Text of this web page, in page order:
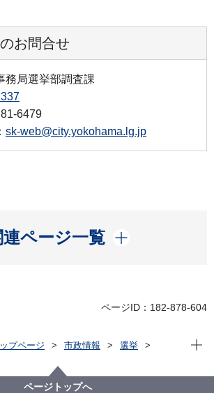
お問合せ
務局選挙部調査課
6479
sk-web@city.yokohama.lg.jp
連ページ一覧
開く
ページID：182-878-604
プページ 市政情報
選挙
・神奈川県議会・神奈川県知事選挙
挙（平成31年４月７日執行）
現在
ページトップへ